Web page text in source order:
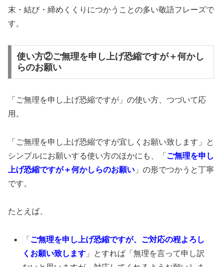
末・結び・締めくくりにつかうことの多い敬語フレーズで
す。
使い方②ご無理を申し上げ恐縮ですが＋何かし
らのお願い
「ご無理を申し上げ恐縮ですが」の使い方、つづいて応
用。
「ご無理を申し上げ恐縮ですが宜しくお願い致します」と
シンプルにお願いする使い方のほかにも、「 ご無理を申し
上げ恐縮ですが＋何かしらのお願い 」の形でつかうと丁寧
です。
たとえば、
「 ご無理を申し上げ恐縮ですが、ご対応の程よろし
くお願い致します 」とすれば「無理を言って申し訳